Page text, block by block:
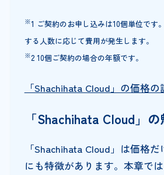
※1 ご契約のお申し込みは10個単位です
する人数に応じて費用が発生します。
※2 10個ご契約の場合の年額です。
「Shachihata Cloud」の価格
「Shachihata Cloud」
「Shachihata Cloud」は価格
にも特徴があります。本章で